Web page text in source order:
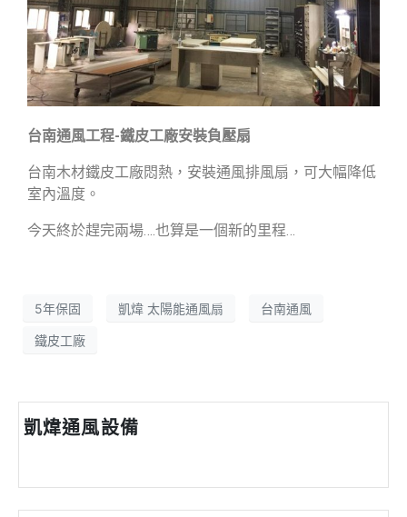
台南通風工程-鐵皮工廠安裝負壓扇
台南木材鐵皮工廠悶熱，安裝通風排風扇，可大幅降低
室內溫度。
今天終於趕完兩場….也算是一個新的里程…
5年保固 凱煒 太陽能通風扇 台南通風
鐵皮工廠
凱煒通風設備